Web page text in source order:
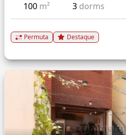
100 m² 3 dorms
Permuta Destaque